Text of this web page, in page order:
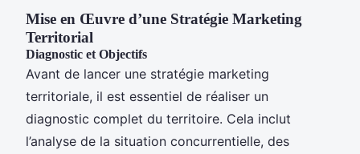
Mise en Œuvre d’une Stratégie Marketing
Territorial
Diagnostic et Objectifs
Avant de lancer une stratégie marketing
territoriale, il est essentiel de réaliser un
diagnostic complet du territoire. Cela inclut
l’analyse de la situation concurrentielle, des